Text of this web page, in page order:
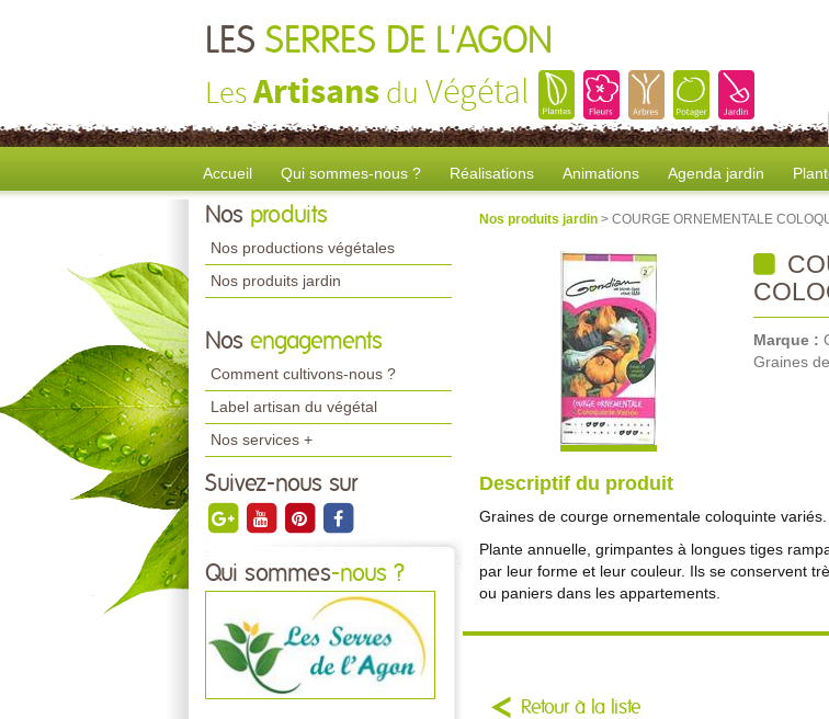
LES SERRES DE L'AGON
LesArtisans du Végétal
Accueil Qui sommes-nous ? Réalisations Animations Agenda jardin
Nos produits
Nos productions végétales
Nos produits jardin
Nos engagements
Comment cultivons-nous ?
Label artisan du végétal
Nos services +
Suivez-nous sur
Qui sommes-nous ?
Nos produits jardin > COURGE ORNEMENTALE
Marque :
Graines
Descriptif du produit
Graines de courge ornementale coloquinte variés.
Plante annuelle, grimpantes à longues tiges
par leur forme et leur couleur. Ils se conservent
ou paniers dans les appartements.
Retour à la liste